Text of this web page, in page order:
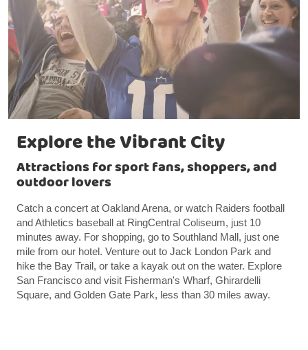
Explore the Vibrant City
Attractions for sport fans, shoppers, and
outdoor lovers
Catch a concert at Oakland Arena, or watch Raiders football
and Athletics baseball at RingCentral Coliseum, just 10
minutes away. For shopping, go to Southland Mall, just one
mile from our hotel. Venture out to Jack London Park and
hike the Bay Trail, or take a kayak out on the water. Explore
San Francisco and visit Fisherman's Wharf, Ghirardelli
Square, and Golden Gate Park, less than 30 miles away.